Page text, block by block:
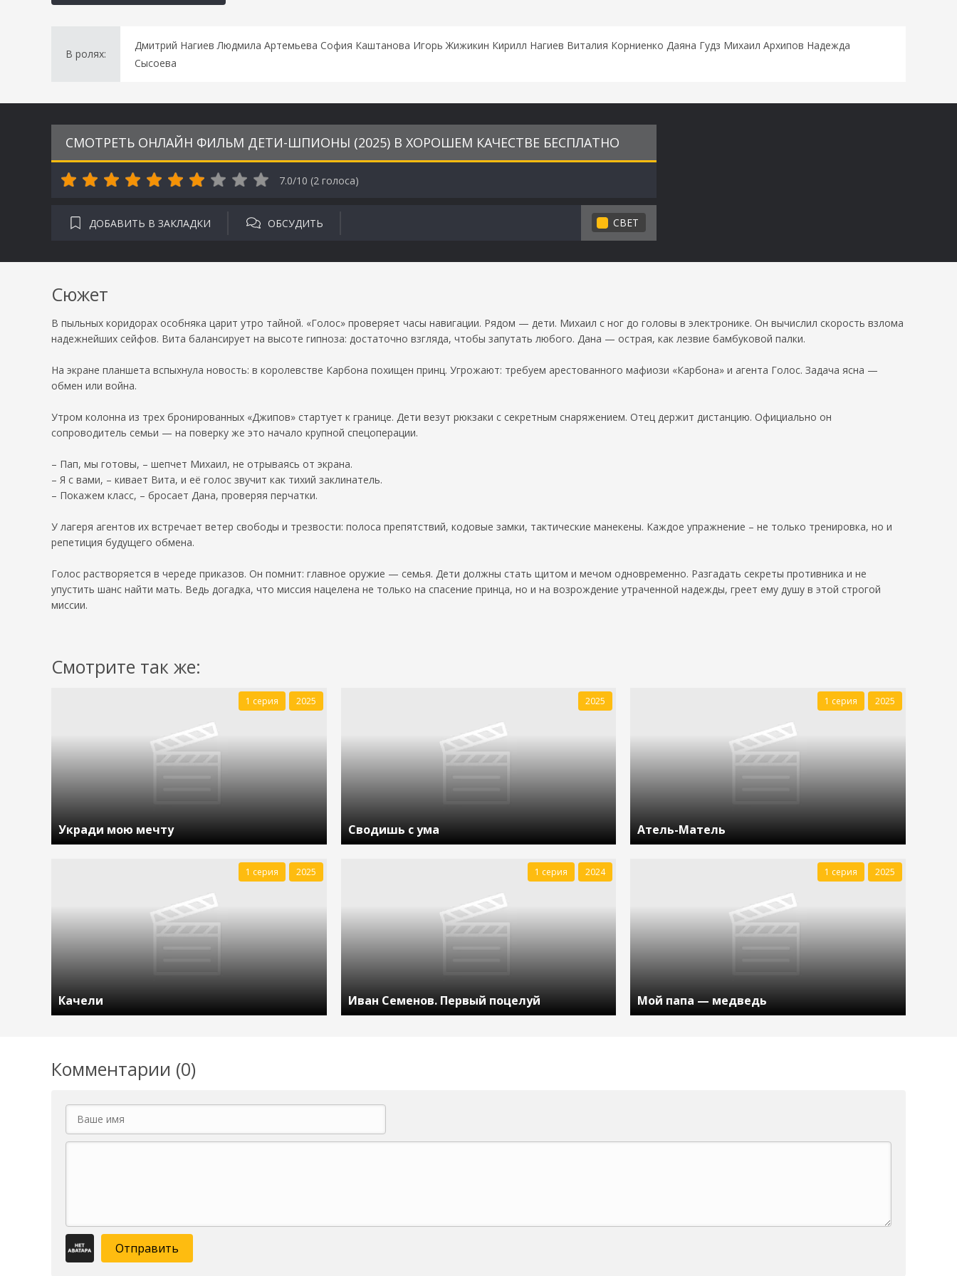
В ролях:
Дмитрий Нагиев Людмила Артемьева София Каштанова Игорь Жижикин Кирилл Нагиев Виталия Корниенко Даяна Гудз Михаил Архипов Надежда
Сысоева
СМОТРЕТЬ ОНЛАЙН ФИЛЬМ ДЕТИ-ШПИОНЫ (2025) В ХОРОШЕМ КАЧЕСТВЕ БЕСПЛАТНО
7.0/10 (2 голоса)
ДОБАВИТЬ В ЗАКЛАДКИ ОБСУДИТЬ СВЕТ
Сюжет
В пыльных коридорах особняка царит утро тайной. «Голос» проверяет часы навигации. Рядом — дети. Михаил с ног до головы в электронике. Он вычислил скорость взлома
надежнейших сейфов. Вита балансирует на высоте гипноза: достаточно взгляда, чтобы запутать любого. Дана — острая, как лезвие бамбуковой палки.
На экране планшета вспыхнула новость: в королевстве Карбона похищен принц. Угрожают: требуем арестованного мафиози «Карбона» и агента Голос. Задача ясна —
обмен или война.
Утром колонна из трех бронированных «Джипов» стартует к границе. Дети везут рюкзаки с секретным снаряжением. Отец держит дистанцию. Официально он
сопроводитель семьи — на поверку же это начало крупной спецоперации.
– Пап, мы готовы, – шепчет Михаил, не отрываясь от экрана.
– Я с вами, – кивает Вита, и её голос звучит как тихий заклинатель.
– Покажем класс, – бросает Дана, проверяя перчатки.
У лагеря агентов их встречает ветер свободы и трезвости: полоса препятствий, кодовые замки, тактические манекены. Каждое упражнение – не только тренировка, но и
репетиция будущего обмена.
Голос растворяется в череде приказов. Он помнит: главное оружие — семья. Дети должны стать щитом и мечом одновременно. Разгадать секреты противника и не
упустить шанс найти мать. Ведь догадка, что миссия нацелена не только на спасение принца, но и на возрождение утраченной надежды, греет ему душу в этой строгой
миссии.
Смотрите так же:
Укради мою мечту
1 серия 2025
Сводишь с ума
2025
Атель-Матель
1 серия 2025
Качели
1 серия 2025
Иван Семенов. Первый поцелуй
1 серия 2024
Мой папа — медведь
1 серия 2025
Комментарии (0)
Отправить